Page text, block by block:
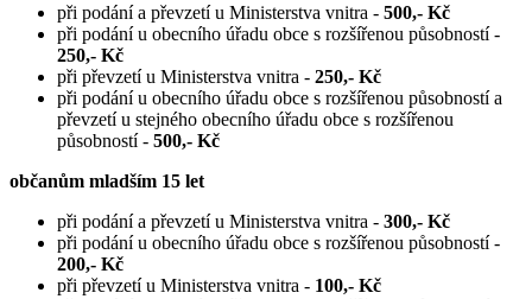
při podání a převzetí u Ministerstva vnitra - 500,- Kč
při podání u obecního úřadu obce s rozšířenou působností -
250,- Kč
při převzetí u Ministerstva vnitra - 250,- Kč
při podání u obecního úřadu obce s rozšířenou působností a
převzetí u stejného obecního úřadu obce s rozšířenou
působností - 500,- Kč
občanům mladším 15 let
při podání a převzetí u Ministerstva vnitra - 300,- Kč
při podání u obecního úřadu obce s rozšířenou působností -
200,- Kč
při převzetí u Ministerstva vnitra - 100,- Kč